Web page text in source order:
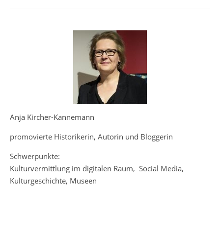
Anja Kircher-Kannemann
promovierte Historikerin, Autorin und Bloggerin
Schwerpunkte:
Kulturvermittlung im digitalen Raum, Social Media,
Kulturgeschichte, Museen